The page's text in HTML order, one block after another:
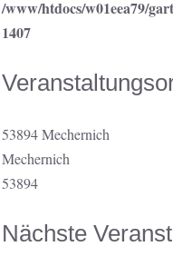
/www/htdocs/w01eea79/
1407
53894 Mechernich
Mechernich
53894
Nächste